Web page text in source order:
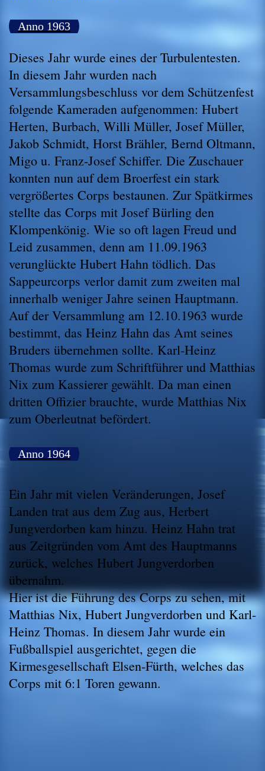
Anno 1963
Dieses Jahr wurde eines der Turbulentesten.
In diesem Jahr wurden nach
Versammlungsbeschluss vor dem Schützenfest
folgende Kameraden aufgenommen: Hubert
Herten, Burbach, Willi Müller, Josef Müller,
Jakob Schmidt, Horst Brähler, Bernd Oltmann,
Migo u. Franz-Josef Schiffer. Die Zuschauer
konnten nun auf dem Broerfest ein stark
vergrößertes Corps bestaunen. Zur Spätkirmes
stellte das Corps mit Josef Bürling den
Klompenkönig. Wie so oft lagen Freud und
Leid zusammen, denn am 11.09.1963
verunglückte Hubert Hahn tödlich. Das
Sappeurcorps verlor damit zum zweiten mal
innerhalb weniger Jahre seinen Hauptmann.
Auf der Versammlung am 12.10.1963 wurde
bestimmt, das Heinz Hahn das Amt seines
Bruders übernehmen sollte. Karl-Heinz
Thomas wurde zum Schriftführer und Matthias
Nix zum Kassierer gewählt. Da man einen
dritten Offizier brauchte, wurde Matthias Nix
zum Oberleutnat befördert.
Anno 1964
Ein Jahr mit vielen Veränderungen, Josef
Landen trat aus dem Zug aus, Herbert
Jungverdorben kam hinzu. Heinz Hahn trat
aus Zeitgründen vom Amt des Hauptmanns
zurück, welches Hubert Jungverdorben
übernahm.
Hier ist die Führung des Corps zu sehen, mit
Matthias Nix, Hubert Jungverdorben und Karl-
Heinz Thomas. In diesem Jahr wurde ein
Fußballspiel ausgerichtet, gegen die
Kirmesgesellschaft Elsen-Fürth, welches das
Corps mit 6:1 Toren gewann.